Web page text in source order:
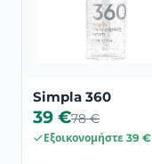
Simpla 360
39 €78 €
Εξοικονομήστε 39 €